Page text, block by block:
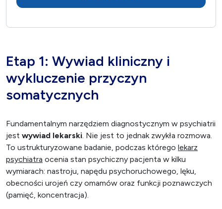
Etap 1: Wywiad kliniczny i
wykluczenie przyczyn
somatycznych
Fundamentalnym narzędziem diagnostycznym w psychiatrii
jest wywiad lekarski . Nie jest to jednak zwykła rozmowa.
To ustrukturyzowane badanie, podczas którego lekarz
psychiatra ocenia stan psychiczny pacjenta w kilku
wymiarach: nastroju, napędu psychoruchowego, lęku,
obecności urojeń czy omamów oraz funkcji poznawczych
(pamięć, koncentracja).